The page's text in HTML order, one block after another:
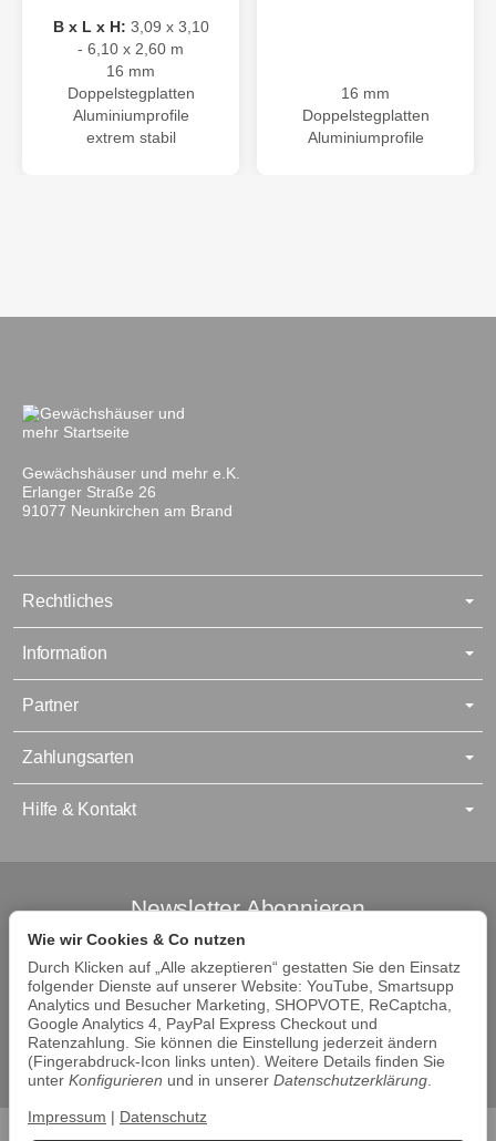
B x L x H: 3,09 x 3,10
- 6,10 x 2,60 m
16 mm
Doppelstegplatten
Aluminiumprofile
extrem stabil
16 mm
Doppelstegplatten
Aluminiumprofile
Gewächshäuser und mehr e.K.
Erlanger Straße 26
91077 Neunkirchen am Brand
Rechtliches
Information
Partner
Zahlungsarten
Hilfe & Kontakt
Newsletter Abonnieren
Abonnieren Sie jetzt den Newsletter und verpassen Sie keine
Angebote. Die Abmeldung ist jederzeit möglich.
Abonnieren
Bitte beachten Sie unsere Datenschutzerklärung
Wie wir Cookies & Co nutzen
Durch Klicken auf „Alle akzeptieren“ gestatten Sie den Einsatz
folgender Dienste auf unserer Website: YouTube, Smartsupp
Analytics und Besucher Marketing, SHOPVOTE, ReCaptcha,
Google Analytics 4, PayPal Express Checkout und
Ratenzahlung. Sie können die Einstellung jederzeit ändern
(Fingerabdruck-Icon links unten). Weitere Details finden Sie
unter Konfigurieren und in unserer Datenschutzerklärung.
Impressum Datenschutz